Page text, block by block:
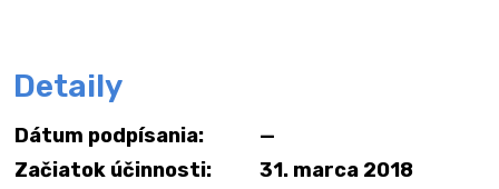
Detaily
Dátum podpísania:
—
Začiatok účinnosti:
31. marca 2018